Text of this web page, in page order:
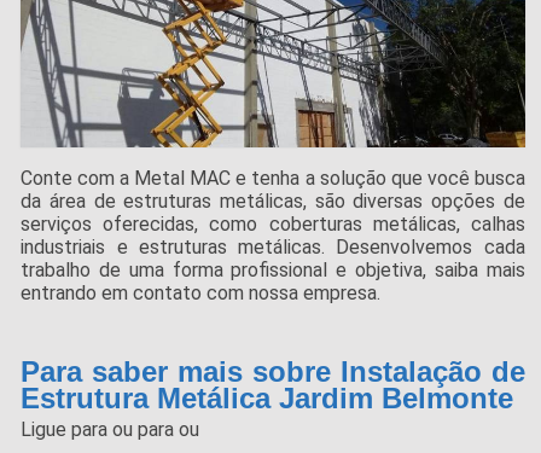
Conte com a Metal MAC e tenha a solução que você busca
da área de estruturas metálicas, são diversas opções de
serviços oferecidas, como coberturas metálicas, calhas
industriais e estruturas metálicas. Desenvolvemos cada
trabalho de uma forma profissional e objetiva, saiba mais
entrando em contato com nossa empresa.
Para saber mais sobre Instalação de
Estrutura Metálica Jardim Belmonte
Ligue paraou paraou